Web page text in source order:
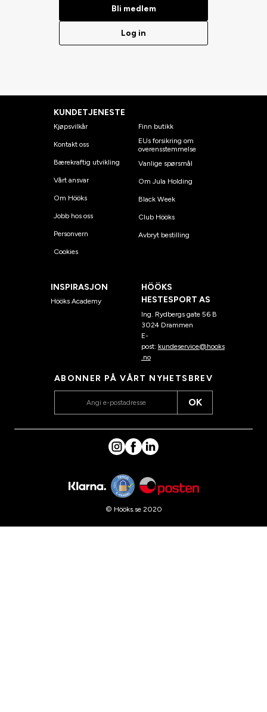
Bli medlem
Log in
KUNDETJENESTE
Kjøpsvilkår
Kontakt oss
Bærekraftig utvikling
Vårt ansvar
Om Hööks
Jobb hos oss
Personvern
Cookies
Finn butikk
EUs forsikring om
overensstemmelse
Vanlige spørsmål
Om Jula Holding
Black Week
Club Hööks
Avbryt bestilling
INSPIRASJON
Hööks Academy
HÖÖKS
HESTESPORT AS
Ing. Rydbergs gate 56 B
3024 Drammen
E-
post: kundeservice@hooks
.no
ABONNER PÅ VÅRT NYHETSBREV
OK
© Hööks.se 2020